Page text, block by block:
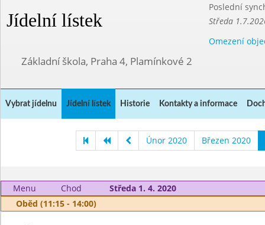
Jídelní lístek
Poslední
Středa
Omezení
Základní škola, Praha 4, Plamínkové 2
Vybrat jídelnu Jídelní lístek Historie Kontakty a informace
Únor 2020 Březen 2020
Menu Chod
Středa 1. 4. 2020
Oběd (11:15 - 14:00)